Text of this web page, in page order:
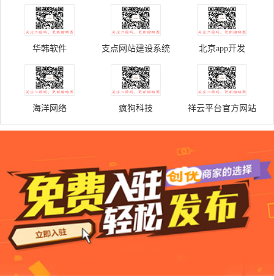
华韩软件 支点网站建设系统 北京app开发
海洋网络 疯狗科技 祥云平台官方网站